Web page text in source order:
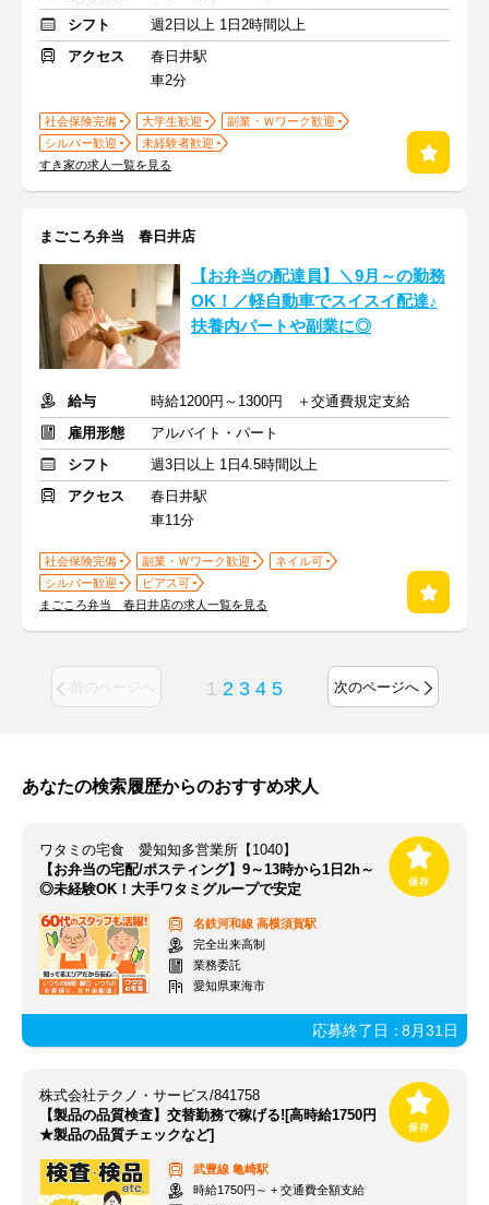
シフト
週2日以上 1日2時間以上
アクセス
春日井駅
車2分
社会保険完備 大学生歓迎
副業・Ｗワーク歓迎
シルバー歓迎
未経験者歓迎
すき家の求人一覧を見る
まごころ弁当 春日井店
【お弁当の配達員】＼9月～の勤務
OK！／軽自動車でスイスイ配達♪
扶養内パートや副業に◎
給与
時給1200円～1300円 ＋交通費規定支給
雇用形態
アルバイト・パート
シフト
週3日以上 1日4.5時間以上
アクセス
春日井駅
車11分
社会保険完備 副業・Ｗワーク歓迎
ネイル可
シルバー歓迎
ピアス可
まごころ弁当 春日井店の求人一覧を見る
前のページへ 1 2 3 4 5 次のページへ
あなたの検索履歴からのおすすめ求人
ワタミの宅食 愛知知多営業所【1040】
【お弁当の宅配/ポスティング】9～13時から1日2h～
◎未経験OK！大手ワタミグループで安定
名鉄河和線 高横須賀駅
完全出来高制
業務委託
愛知県東海市
応募終了日：8月31日
株式会社テクノ・サービス/841758
【製品の品質検査】交替勤務で稼げる![高時給1750円
★製品の品質チェックなど]
武豊線 亀崎駅
時給1750円～ + 交通費全額支給